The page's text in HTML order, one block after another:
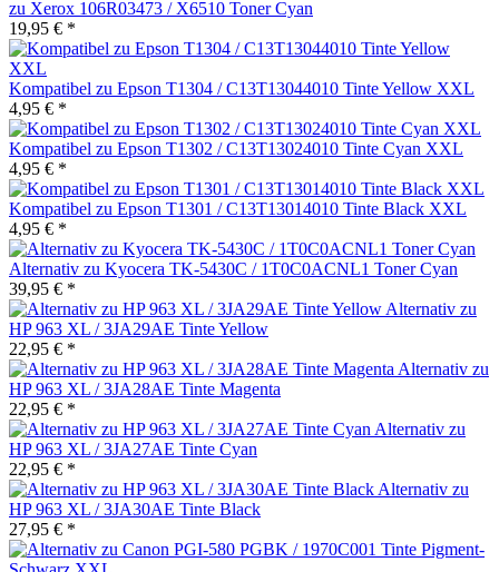
zu Xerox 106R03473 / X6510 Toner Cyan
19,95 € *
Kompatibel zu Epson T1304 / C13T13044010 Tinte Yellow XXL
4,95 € *
Kompatibel zu Epson T1302 / C13T13024010 Tinte Cyan XXL
4,95 € *
Kompatibel zu Epson T1301 / C13T13014010 Tinte Black XXL
4,95 € *
Alternativ zu Kyocera TK-5430C / 1T0C0ACNL1 Toner Cyan
39,95 € *
Alternativ zu
HP 963 XL / 3JA29AE Tinte Yellow
22,95 € *
Alternativ zu
HP 963 XL / 3JA28AE Tinte Magenta
22,95 € *
Alternativ zu
HP 963 XL / 3JA27AE Tinte Cyan
22,95 € *
Alternativ zu
HP 963 XL / 3JA30AE Tinte Black
27,95 € *